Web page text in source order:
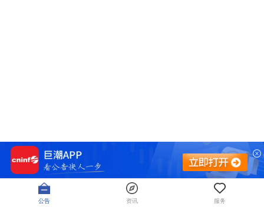
公告 资讯 服务